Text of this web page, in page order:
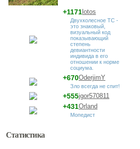
lotos
+1171
Двухколесное ТС -
это знаковый,
визуальный код
показывающий
степень
девиантности
индивида в его
отношении к норме
социума.
OderjimY
+670
Зло всегда не спит!
jgor570811
+555
Orland
+431
Мопедист
Статистика